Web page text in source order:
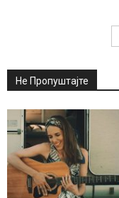
Не Пропуштајте